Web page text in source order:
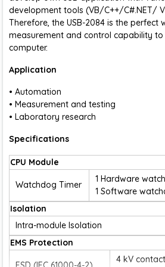
development tools (VB/C++/C#.NET/
Therefore, the USB-2084 is the perfect
measurement and control capability to
computer.
Application
• Automation
• Measurement and testing
• Laboratory research
Specifications
CPU Module
Watchdog Timer
1 Hardware
1 Software
Isolation
Intra-module Isolation
EMS Protection
4 kV